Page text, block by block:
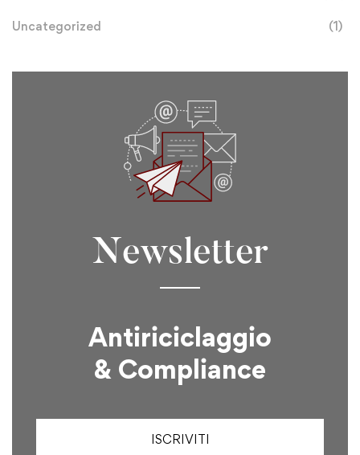
Uncategorized (1)
Newsletter
Antiriciclaggio
& Compliance
ISCRIVITI